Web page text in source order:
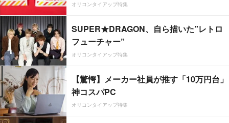
オリコンタイアップ特集
SUPER★DRAGON、自ら描いた”レトロ
フューチャー”
オリコンタイアップ特集
【驚愕】メーカー社員が推す「10万円台」
神コスパPC
オリコンタイアップ特集